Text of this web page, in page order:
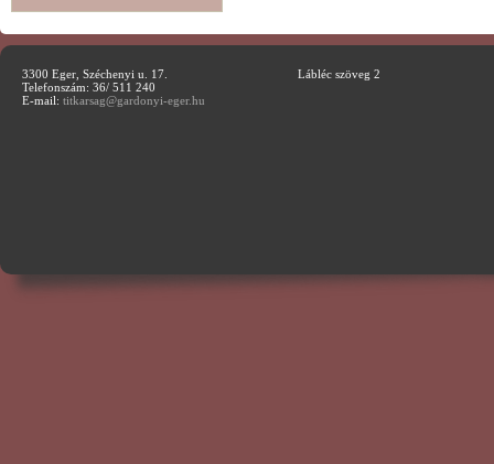
3300 Eger, Széchenyi u. 17.
Telefonszám: 36/ 511 240
E-mail: titkarsag@gardonyi-eger.hu
Lábléc szöveg 2